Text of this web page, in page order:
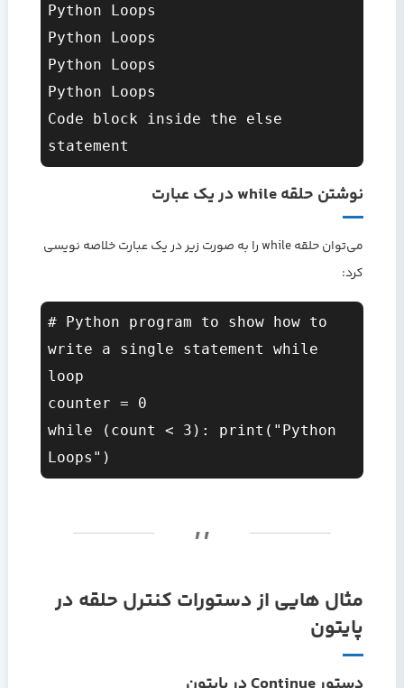
Python Loops
Python Loops
Python Loops
Python Loops
Code block inside the else
نوشتن حلقه while در یک عبارت
می‌توان حلقه while را به صورت زیر در یک عبارت خلاصه نویسی
کرد:
# Python program to show how to
write a single statement while
loop
counter = 0
while (count < 3): print("Python
مثال هایی از دستورات کنترل حلقه در
پایتون